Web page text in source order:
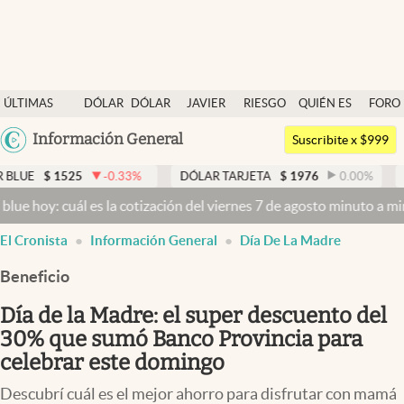
ÚLTIMAS
NOTICIAS
DÓLAR
DÓLAR
JAVIER
RIESGO
QUIÉN ES
QUIÉN
FORO
Argentina
México
Colombia
Información General
Dólar
Members
Economía y Política
Finanzas y Mercados
Mercados Online
Negocios
Columnistas
Otras secciones
Suscribite x $999
-0.33% DÓLAR TARJETA $ 1976 0.00% DÓLAR
es la cotización del viernes 7 de agosto minuto a minutoDólar
El Cronista Información General Día De La Madre
Beneficio
Día de la Madre: el super descuento del
30% que sumó Banco Provincia para
celebrar este domingo
Descubrí cuál es el mejor ahorro para disfrutar con mamá